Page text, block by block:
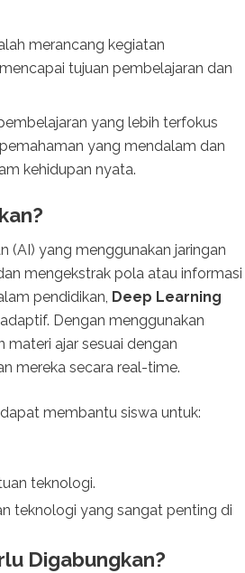
merancang kegiatan
tujuan pembelajaran dan
yang lebih terfokus
yang mendalam dan
kehidupan nyata.
(AI) yang menggunakan jaringan
mengekstrak pola atau informasi
pendidikan, Deep Learning
Dengan menggunakan
ajar sesuai dengan
mereka secara real-time.
membantu siswa untuk:
teknologi.
teknologi yang sangat penting di
Digabungkan?